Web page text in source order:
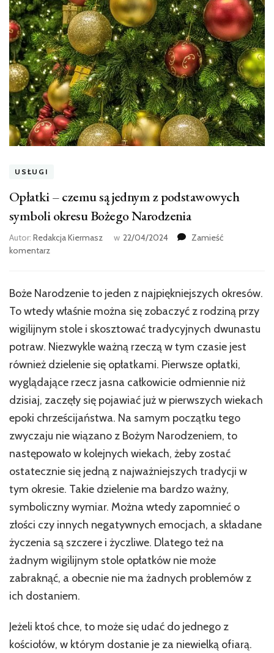
USŁUGI
Opłatki – czemu są jednym z podstawowych
symboli okresu Bożego Narodzenia
Autor: Redakcja Kiermasz w 22/04/2024
Zamieść
komentarzwe
są
jednym
podstawowych
symboli
okresu
Bożego
Narodzenia
Boże Narodzenie to jeden z najpiękniejszych okresów.
To wtedy właśnie można się zobaczyć z rodziną przy
wigilijnym stole i skosztować tradycyjnych dwunastu
potraw. Niezwykle ważną rzeczą w tym czasie jest
również dzielenie się opłatkami. Pierwsze opłatki,
wyglądające rzecz jasna całkowicie odmiennie niż
dzisiaj, zaczęły się pojawiać już w pierwszych wiekach
epoki chrześcijaństwa. Na samym początku tego
zwyczaju nie wiązano z Bożym Narodzeniem, to
następowało w kolejnych wiekach, żeby zostać
ostatecznie się jedną z najważniejszych tradycji w
tym okresie. Takie dzielenie ma bardzo ważny,
symboliczny wymiar. Można wtedy zapomnieć o
złości czy innych negatywnych emocjach, a składane
życzenia są szczere i życzliwe. Dlatego też na
żadnym wigilijnym stole opłatków nie może
zabraknąć, a obecnie nie ma żadnych problemów z
ich dostaniem.
Jeżeli ktoś chce, to może się udać do jednego z
kościołów, w którym dostanie je za niewielką ofiarą.